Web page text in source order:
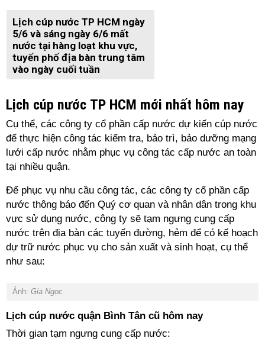
Lịch cúp nước TP HCM ngày
5/6 và sáng ngày 6/6 mất
nước tại hàng loạt khu vực,
tuyến phố địa bàn trung tâm
vào ngày cuối tuần
Lịch cúp nước TP HCM mới nhất hôm nay
Cụ thể, các công ty cổ phần cấp nước dự kiến cúp nước
để thực hiện công tác kiểm tra, bảo trì, bảo dưỡng mạng
lưới cấp nước nhằm phục vụ công tác cấp nước an toàn
tại nhiều quận.
Để phục vụ nhu cầu công tác, các công ty cổ phần cấp
nước thông báo đến Quý cơ quan và nhân dân trong khu
vực sử dụng nước, công ty sẽ tạm ngưng cung cấp
nước trên địa bàn các tuyến đường, hẻm để có kế hoạch
dự trữ nước phục vụ cho sản xuất và sinh hoạt, cụ thể
như sau:
Ảnh: Gia Ngọc
Lịch cúp nước quận Bình Tân cũ hôm nay
Thời gian tạm ngưng cung cấp nước: